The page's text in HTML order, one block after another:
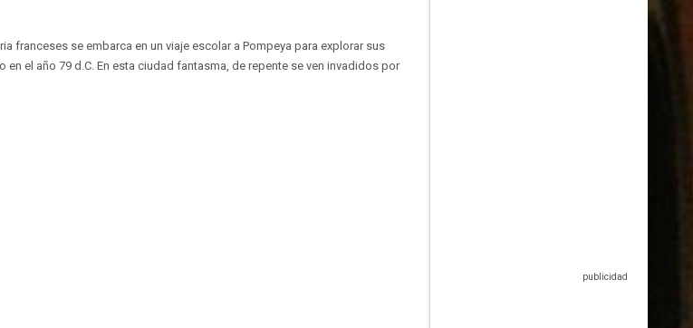
franceses se embarca en un viaje escolar a Pompeya para explorar sus
el año 79 d.C. En esta ciudad fantasma, de repente se ven invadidos por